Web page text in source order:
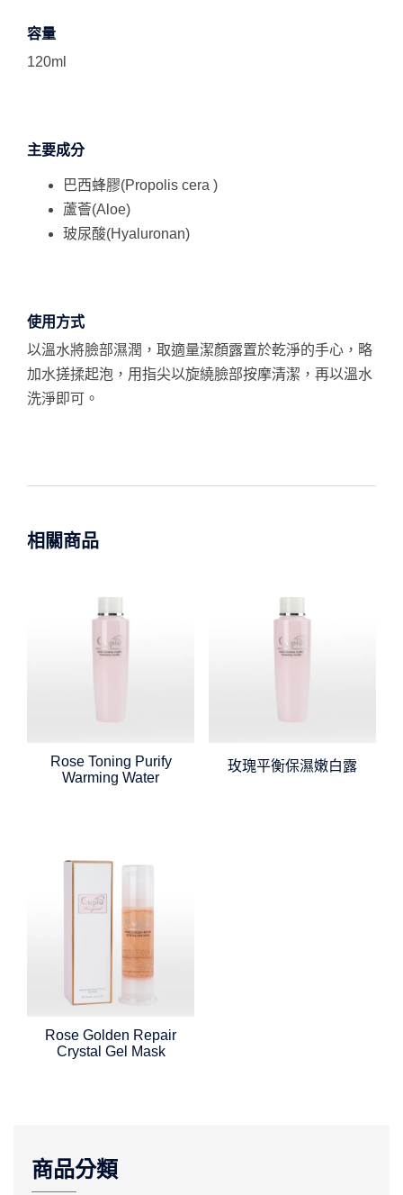
容量
120ml
主要成分
巴西蜂膠(Propolis cera )
蘆薈(Aloe)
玻尿酸(Hyaluronan)
使用方式
以溫水將臉部濕潤，取適量潔顏露置於乾淨的手心，略
加水搓揉起泡，用指尖以旋繞臉部按摩清潔，再以溫水
洗淨即可。
相關商品
Rose Toning Purify
Warming Water
玫瑰平衡保濕嫩白露
Rose Golden Repair
Crystal Gel Mask
商品分類